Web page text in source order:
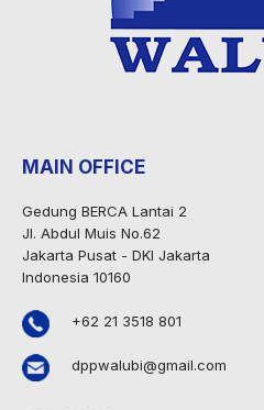
MAIN OFFICE
Gedung BERCA Lantai 2
Jl. Abdul Muis No.62
Jakarta Pusat - DKI Jakarta
Indonesia 10160
+62 21 3518 801
dppwalubi@gmail.com